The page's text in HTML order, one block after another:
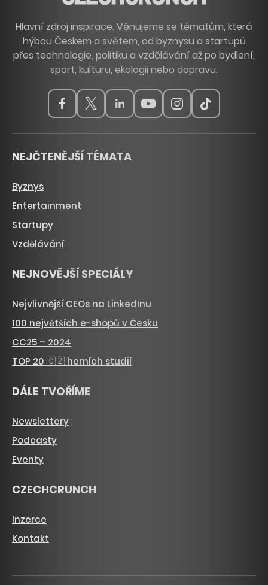
Hlavní zdroj inspirace. Věnujeme se tématům, která
hýbou Českem a světem, od byznysu a startupů
přes technologie, politiku a vzdělávání až po bydlení,
sport, kulturu, ekologii nebo dopravu.
NEJČTENĚJŠÍ TÉMATA
Byznys
Entertainment
Startupy
Vzdělávání
NEJNOVĚJŠÍ SPECIÁLY
Nejvlivnější CEOs na LinkedInu
100 největších e-shopů v Česku
CC25 – 2024
TOP 20 🇨🇿 herních studií
DÁLE TVOŘÍME
Newslettery
Podcasty
Eventy
CZECHCRUNCH
Inzerce
Kontakt